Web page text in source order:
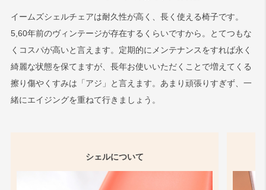
イームズシェルチェアは耐久性が高く、長く使える椅子です。
5,60年前のヴィンテージが存在するくらいですから。とてつもな
くコスパが高いと言えます。定期的にメンテナンスをすれば永く
綺麗な状態を保てますが、長年お使いいただくことで増えてくる
擦り傷やくすみは「アジ」と言えます。あまり頑張りすぎず、一
緒にエイジングを重ねて行きましょう。
シェルについて